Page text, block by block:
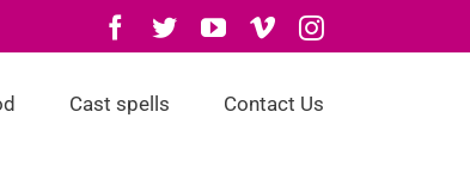
Facebook
TwitterYouTube
VimeoInstagram
Cast spells Contact Us